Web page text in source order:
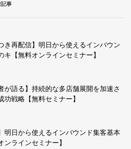
事
き再配信】明日から使えるインバウン
キ【無料オンラインセミナー】
が語る】持続的な多店舗展開を加速さ
功戦略【無料セミナー】
明日から使えるインバウンド集客基本
ンラインセミナー】